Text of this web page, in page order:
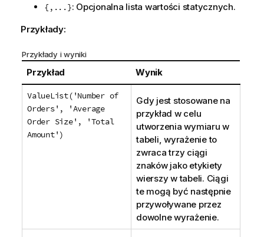
{,...}: Opcjonalna lista wartości statycznych.
Przykłady:
Przykłady i wyniki
Przykład Wynik
ValueList('Number of
Orders', 'Average
Order Size', 'Total
Amount')
Gdy jest stosowane na
przykład w celu
utworzenia wymiaru w
tabeli, wyrażenie to
zwraca trzy ciągi
znaków jako etykiety
wierszy w tabeli. Ciągi
te mogą być następnie
przywoływane przez
dowolne wyrażenie.